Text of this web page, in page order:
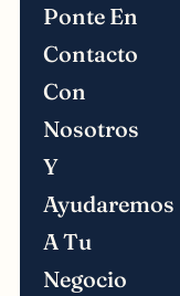
Ponte En
Contacto
Con
Nosotros
Y
Ayudaremos
A Tu
Negocio